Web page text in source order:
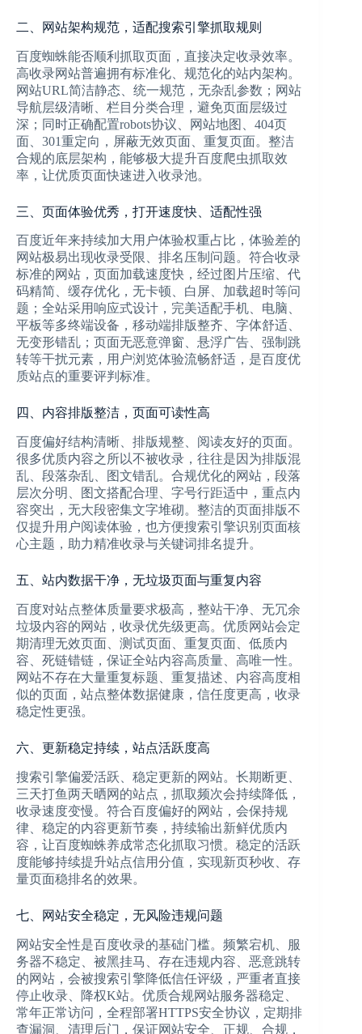
二、网站架构规范，适配搜索引擎抓取规则
百度蜘蛛能否顺利抓取页面，直接决定收录效率。
高收录网站普遍拥有标准化、规范化的站内架构。
网站URL简洁静态、统一规范，无杂乱参数；网站
导航层级清晰、栏目分类合理，避免页面层级过
深；同时正确配置robots协议、网站地图、404页
面、301重定向，屏蔽无效页面、重复页面。整洁
合规的底层架构，能够极大提升百度爬虫抓取效
率，让优质页面快速进入收录池。
三、页面体验优秀，打开速度快、适配性强
百度近年来持续加大用户体验权重占比，体验差的
网站极易出现收录受限、排名压制问题。符合收录
标准的网站，页面加载速度快，经过图片压缩、代
码精简、缓存优化，无卡顿、白屏、加载超时等问
题；全站采用响应式设计，完美适配手机、电脑、
平板等多终端设备，移动端排版整齐、字体舒适、
无变形错乱；页面无恶意弹窗、悬浮广告、强制跳
转等干扰元素，用户浏览体验流畅舒适，是百度优
质站点的重要评判标准。
四、内容排版整洁，页面可读性高
百度偏好结构清晰、排版规整、阅读友好的页面。
很多优质内容之所以不被收录，往往是因为排版混
乱、段落杂乱、图文错乱。合规优化的网站，段落
层次分明、图文搭配合理、字号行距适中，重点内
容突出，无大段密集文字堆砌。整洁的页面排版不
仅提升用户阅读体验，也方便搜索引擎识别页面核
心主题，助力精准收录与关键词排名提升。
五、站内数据干净，无垃圾页面与重复内容
百度对站点整体质量要求极高，整站干净、无冗余
垃圾内容的网站，收录优先级更高。优质网站会定
期清理无效页面、测试页面、重复页面、低质内
容、死链错链，保证全站内容高质量、高唯一性。
网站不存在大量重复标题、重复描述、内容高度相
似的页面，站点整体数据健康，信任度更高，收录
稳定性更强。
六、更新稳定持续，站点活跃度高
搜索引擎偏爱活跃、稳定更新的网站。长期断更、
三天打鱼两天晒网的站点，抓取频次会持续降低，
收录速度变慢。符合百度偏好的网站，会保持规
律、稳定的内容更新节奏，持续输出新鲜优质内
容，让百度蜘蛛养成常态化抓取习惯。稳定的活跃
度能够持续提升站点信用分值，实现新页秒收、存
量页面稳排名的效果。
七、网站安全稳定，无风险违规问题
网站安全性是百度收录的基础门槛。频繁宕机、服
务器不稳定、被黑挂马、存在违规内容、恶意跳转
的网站，会被搜索引擎降低信任评级，严重者直接
停止收录、降权K站。优质合规网站服务器稳定、
常年正常访问，全程部署HTTPS安全协议，定期排
查漏洞、清理后门，保证网站安全、正规、合规，